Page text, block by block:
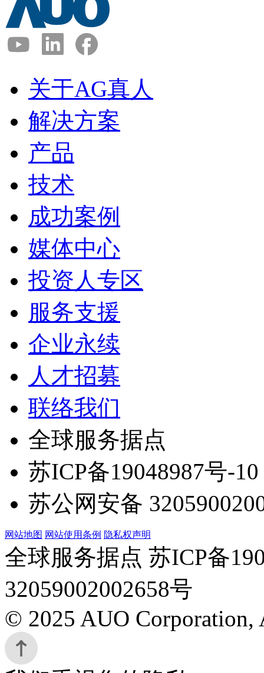
关于AG真人
解决方案
产品
技术
成功案例
媒体中心
投资人专区
服务支援
企业永续
人才招募
联络我们
全球服务据点
苏ICP备19048987号-10
苏公网安备
网站地图 网站使用条例 隐私权声明
全球服务据点 苏ICP备
32059002002658号
© 2025 AUO Corporation,